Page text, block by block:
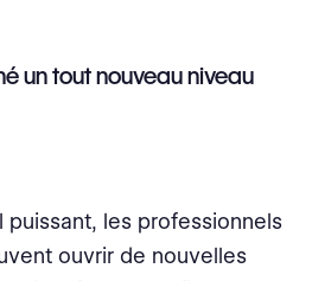
un tout nouveau niveau
les professionnels
ouvrir de nouvelles